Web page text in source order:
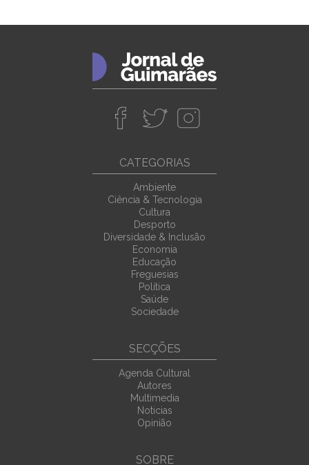
CATEGORIAS
Ambiente
Ciência & Tecnologia
Cultura
Desporto
Diversidade & Inclusão
Economia
Educação
Freguesias
Política
Saúde
Sociedade
SECÇÕES
Agenda Cultural
Autores
Multimedia
Noticias
Opinião
SOBRE